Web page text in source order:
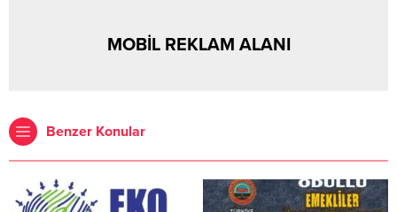
MOBİL REKLAM ALANI
Benzer Konular